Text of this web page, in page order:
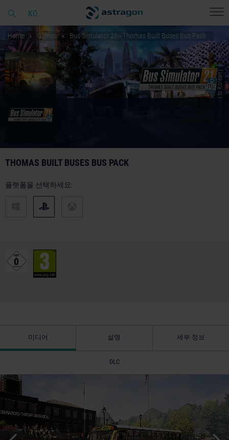
KO
Home Games Bus Simulator 21 - Thomas Built Buses Bus Pack
© [Translate to Korean:]
THOMAS BUILT BUSES BUS PACK
플랫폼을 선택하세요:
미디어 설명 세부 정보
DLC